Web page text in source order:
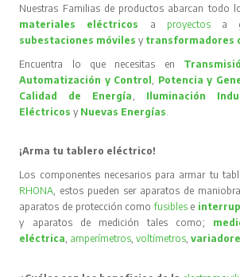
Nuestras Familias de productos abarcan todo
materiales eléctricos
a proyectos
a
subestaciones móvilesy transformadores
Encuentra lo que necesitas en
Automatización y Control, Potencia y
Calidad de Energía, Iluminación
Eléctricos y Nuevas Energías.
¡Arma tu tablero eléctrico!
Los componentes necesarios para armar tu
RHONA, estos pueden ser aparatos de
aparatos de protección comofusibles e
y aparatos de medición tales como;
eléctrica, amperímetros,voltímetros,